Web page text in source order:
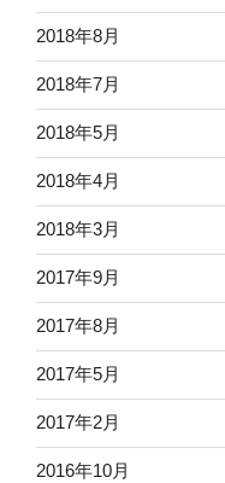
2018年8月
2018年7月
2018年5月
2018年4月
2018年3月
2017年9月
2017年8月
2017年5月
2017年2月
2016年10月